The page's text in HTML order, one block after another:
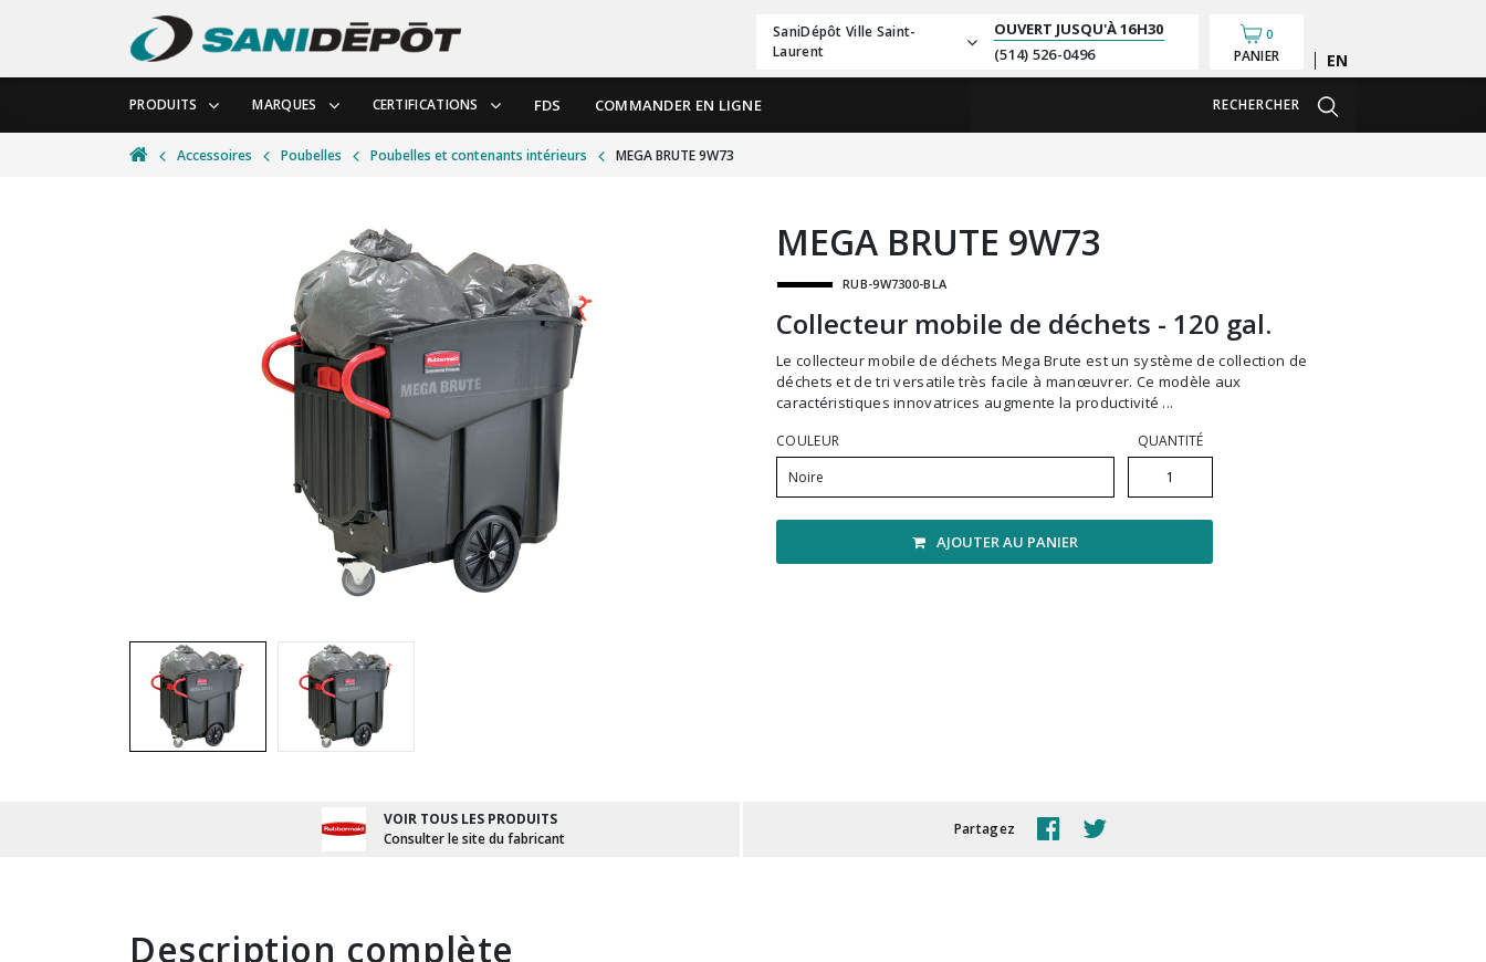
SaniDépôt Ville Saint-
Laurent
OUVERT JUSQU'À16H30
(514) 526-0496
0
PANIER English
PRODUITS MARQUES CERTIFICATIONS FDS COMMANDER EN LIGNE RECHERCHER
Accessoires Poubelles Poubelles et contenants intérieurs MEGA BRUTE 9W73
MEGA BRUTE 9W73
RUB-9W7300-BLA
Collecteur mobile de déchets - 120 gal.
Le collecteur mobile de déchets Mega Brute est un système de collection de
déchets et de tri versatile très facile à manœuvrer. Ce modèle aux
caractéristiques innovatrices augmente la productivité ...
COULEUR
Noire
QUANTITÉ
AJOUTER AU PANIER
VOIR TOUS LES PRODUITS
Consulter le site du fabricant
Partagez
description complète